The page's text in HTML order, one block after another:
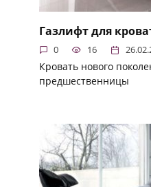
Газлифт для
0 16
Кровать нового
предшественницы